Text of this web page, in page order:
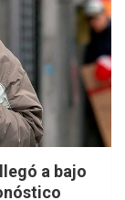
a bajo